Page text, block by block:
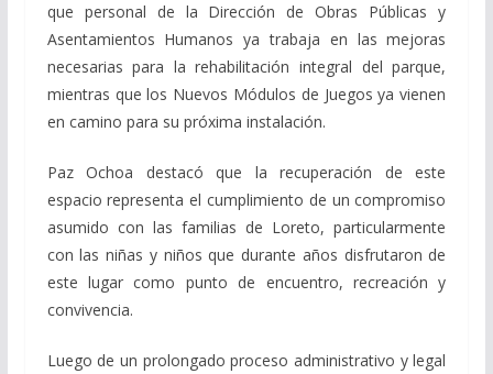
que personal de la Dirección de Obras Públicas y
Asentamientos Humanos ya trabaja en las mejoras
necesarias para la rehabilitación integral del parque,
mientras que los Nuevos Módulos de Juegos ya vienen
en camino para su próxima instalación.
Paz Ochoa destacó que la recuperación de este
espacio representa el cumplimiento de un compromiso
asumido con las familias de Loreto, particularmente
con las niñas y niños que durante años disfrutaron de
este lugar como punto de encuentro, recreación y
convivencia.
Luego de un prolongado proceso administrativo y legal